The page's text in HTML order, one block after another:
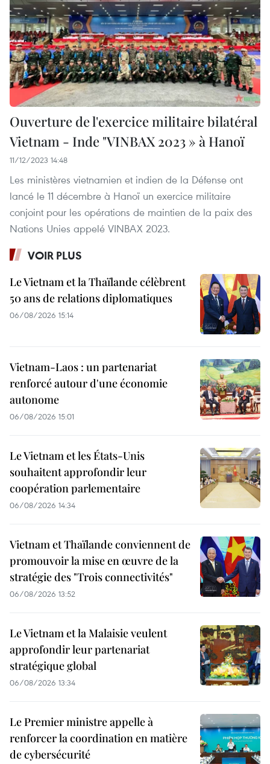
Ouverture de l'exercice militaire bilatéral
Vietnam - Inde "VINBAX 2023 » à Hanoï
11/12/2023 14:48
Les ministères vietnamien et indien de la Défense ont
lancé le 11 décembre à Hanoï un exercice militaire
conjoint pour les opérations de maintien de la paix des
Nations Unies appelé VINBAX 2023.
VOIR PLUS
Le Vietnam et la Thaïlande célèbrent
50 ans de relations diplomatiques
06/08/2026 15:14
Vietnam-Laos : un partenariat
renforcé autour d'une économie
autonome
06/08/2026 15:01
Le Vietnam et les États-Unis
souhaitent approfondir leur
coopération parlementaire
06/08/2026 14:34
Vietnam et Thaïlande conviennent de
promouvoir la mise en œuvre de la
stratégie des "Trois connectivités"
06/08/2026 13:52
Le Vietnam et la Malaisie veulent
approfondir leur partenariat
stratégique global
06/08/2026 13:34
Le Premier ministre appelle à
renforcer la coordination en matière
de cybersécurité